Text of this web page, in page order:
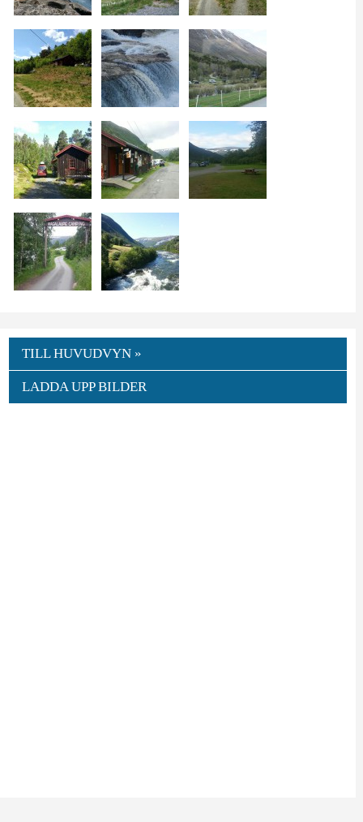
TILL HUVUDVYN »
LADDA UPP BILDER